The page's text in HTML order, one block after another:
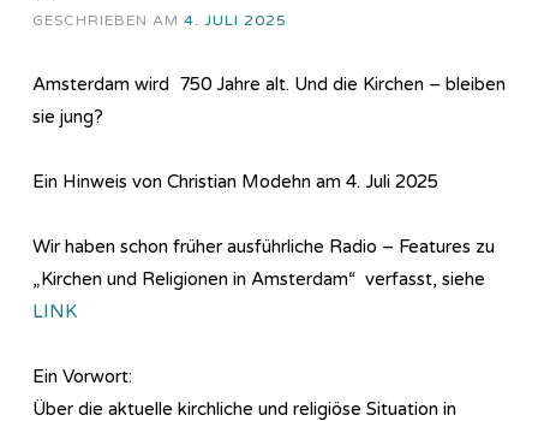
GESCHRIEBEN AM 4. JULI 2025
Amsterdam wird 750 Jahre alt. Und die Kirchen – bleiben
sie jung?
Ein Hinweis von Christian Modehn am 4. Juli 2025
Wir haben schon früher ausführliche Radio – Features zu
„Kirchen und Religionen in Amsterdam“ verfasst, siehe
LINK
Ein Vorwort:
Über die aktuelle kirchliche und religiöse Situation in